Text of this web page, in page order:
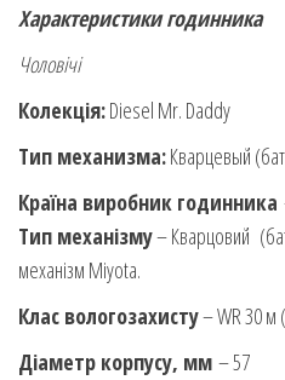
Характеристики годинника
Чоловічі
Колекція:Diesel Mr. Daddy
Тип механизма:Кварцевый
Країна виробник годинника
Тип механізму– Кварцовий
механізм Miyota.
Клас вологозахисту– WR 30 м
Діаметр корпусу, мм – 57